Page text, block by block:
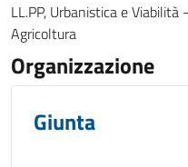
LL.PP, Urbanistica e
Agricoltura
Organizzazione
Giunta